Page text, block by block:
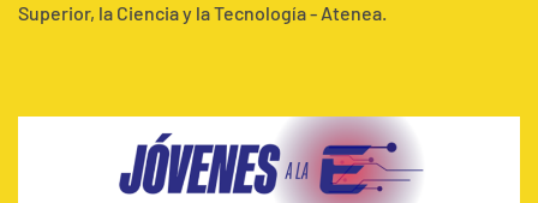
Superior, la Ciencia y la Tecnología - Atenea.